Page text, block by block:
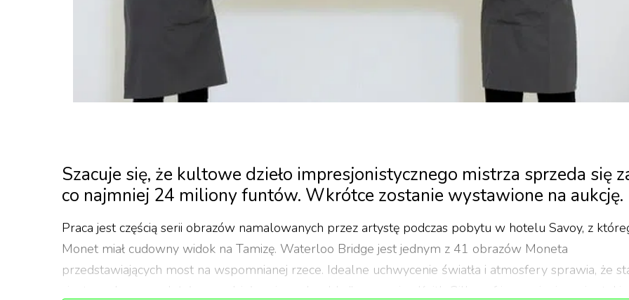
Szacuje się, że kultowe dzieło impresjonistycznego mistrza sprzeda się
co najmniej 24 miliony funtów. Wkrótce zostanie wystawione na aukcję.
Praca jest częścią serii obrazów namalowanych przez artystę podczas pobytu w hotelu Savoy, z
Monet miał cudowny widok na Tamizę. Waterloo Bridge jest jednym z 41 obrazów Moneta
przedstawiających most na wspomnianej rzece. Idealne uchwycenie światła i atmosfery sprawia, że
się ,,tym, do czego dążył - arcydziełem jego dorobku” wspomina Keith Gill, szef impresjonizmu i sztuki